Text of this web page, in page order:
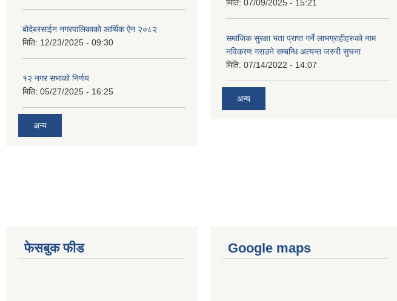
बोदेबरसाईन नगरपालिकाको आर्थिक ऐन २०८२
मिति: 12/23/2025 - 09:30
१२ नगर सभाको निर्णय
मिति: 05/27/2025 - 16:25
अन्य
मिति: 07/09/2025 - 15:21
समाजिक सुरक्षा भता प्राप्त गर्ने लाभग्राहीहरुको नाम
नविकरण गराउने सम्बन्धि अत्यन्त जरुरी सुचना
मिति: 07/14/2022 - 14:07
अन्य
फेसबुक फीड Google maps